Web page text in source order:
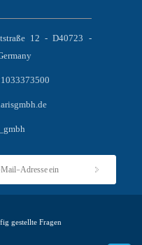
12 - D40723 -
gestellte Fragen